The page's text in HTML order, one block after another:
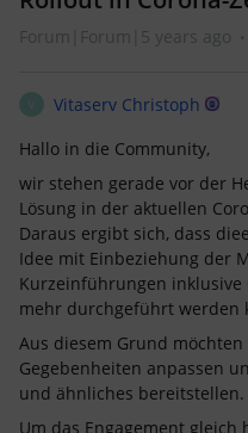
Forum|Forum|5 years ago
Vitaserv Christoph
Hallo in die Community,
wir stehen gerade vor der
Lösung in der aktuellen
Daraus ergibt sich, dass
Idee mit Einbeziehung der
Kurzeinführungen
mehr durchgeführt werden
Aus diesem Grund
Gegebenheiten anpassen
und ähnliches bereitstellen.
Um das Engagement